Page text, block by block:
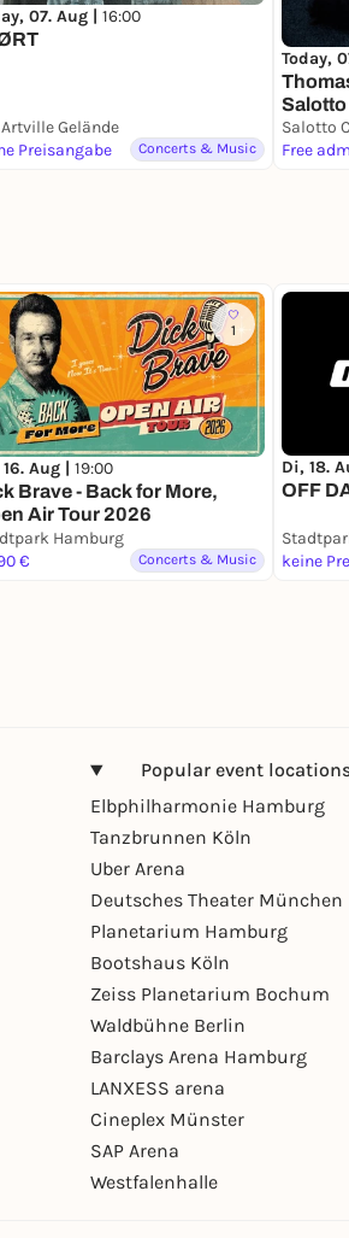
07. Aug | 16:00
Artville Gelände
Preisangabe
Concerts & Music
Today,
Salotto
Salotto
Free
1
16. Aug | 19:00
Brave - Back for More,
Air Tour 2026
Hamburg
€
Concerts & Music
Di, 18.
OFF
keine
Popular event
Elbphilharmonie Hamburg
Tanzbrunnen Köln
Uber Arena
Deutsches Theater München
Planetarium Hamburg
Bootshaus Köln
Zeiss Planetarium Bochum
Waldbühne Berlin
Barclays Arena Hamburg
LANXESS arena
Cineplex Münster
SAP Arena
Westfalenhalle